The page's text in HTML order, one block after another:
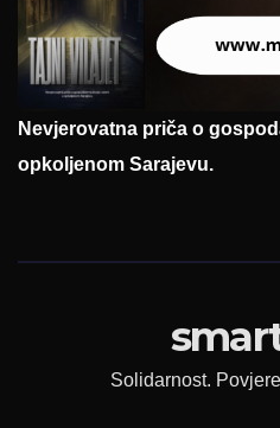
Nevjerovatna priča o
opkoljenom Sarajevu.
Solidarnost.